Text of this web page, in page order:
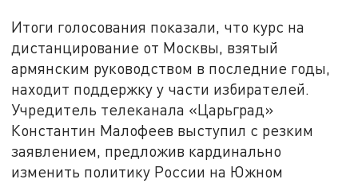
Итоги голосования показали, что курс на
дистанцирование от Москвы, взятый
армянским руководством в последние годы,
находит поддержку у части избирателей.
Учредитель телеканала «Царьград»
Константин Малофеев выступил с резким
заявлением, предложив кардинально
изменить политику России на Южном